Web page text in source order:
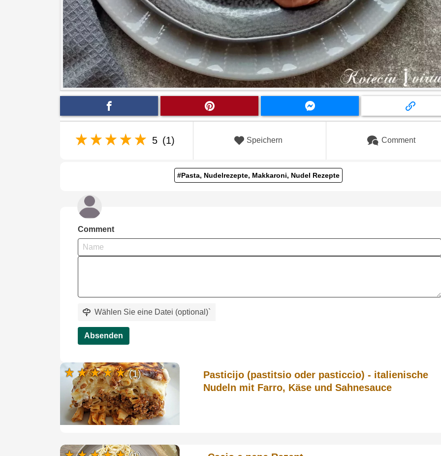
5 (1) Speichern Comment
#Pasta, Nudelrezepte, Makkaroni, Nudel Rezepte
Comment
Wählen Sie eine Datei (optional)`
Absenden
Pasticijo (pastitsio oder pasticcio) - italienische
Nudeln mit Farro, Käse und Sahnesauce
(1)